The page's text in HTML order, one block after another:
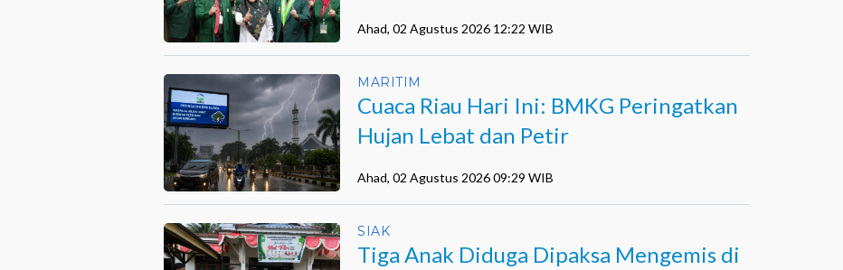
Ahad, 02 Agustus 2026 12:22 WIB
MARITIM
Cuaca Riau Hari Ini: BMKG Peringatkan
Hujan Lebat dan Petir
Ahad, 02 Agustus 2026 09:29 WIB
SIAK
Tiga Anak Diduga Dipaksa Mengemis di